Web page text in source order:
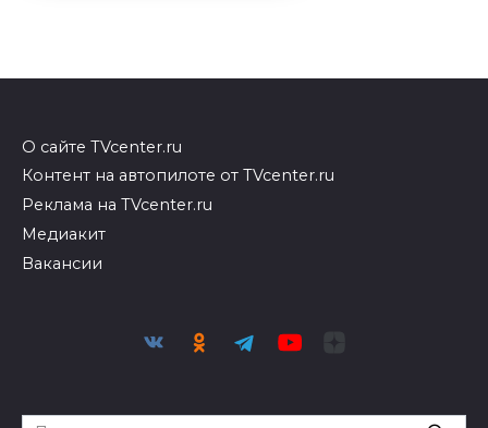
О сайте TVcenter.ru
Контент на автопилоте от TVcenter.ru
Реклама на TVcenter.ru
Медиакит
Вакансии